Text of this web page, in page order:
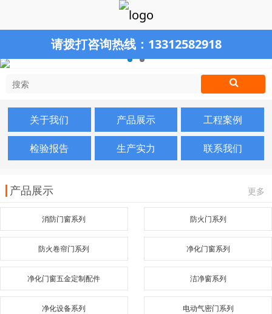
请拨打咨询热线： 13312582918
关于我们 产品展示 工程案例
检验报告 生产实力 联系我们
产品展示
消防门窗系列 防火门系列
防火卷帘门系列 净化门窗系列
净化门窗五金定制配件 洁净窗系列
净化设备系列 电动气密门系列
更多